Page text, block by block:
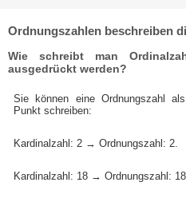
Ordnungszahlen beschreiben
Wie schreibt man
ausgedrückt werden?
Sie können eine Ordnungszahl
Punkt schreiben:
Kardinalzahl: 2 → Ordnungszahl: 2.
Kardinalzahl: 18 → Ordnungszahl: